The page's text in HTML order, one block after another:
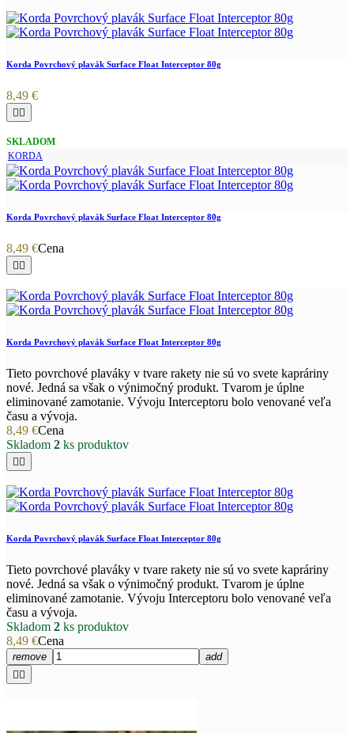
Korda Povrchový plavák Surface Float Interceptor 80g
8,49 €

SKLADOM
KORDA
Korda Povrchový plavák Surface Float Interceptor 80g
8,49 €Cena

Korda Povrchový plavák Surface Float Interceptor 80g
Tieto povrchové plaváky v tvare rakety nie sú vo svete kapráriny
nové. Jedná sa však o výnimočný produkt. Tvarom je úplne
eliminované zamotanie. Vývoju Interceptoru bolo venované veľa
času a vývoja.
8,49 €Cena
Skladom 2 ks produktov

Korda Povrchový plavák Surface Float Interceptor 80g
Tieto povrchové plaváky v tvare rakety nie sú vo svete kapráriny
nové. Jedná sa však o výnimočný produkt. Tvarom je úplne
eliminované zamotanie. Vývoju Interceptoru bolo venované veľa
času a vývoja.
Skladom 2 ks produktov
8,49 €Cena
remove
add
